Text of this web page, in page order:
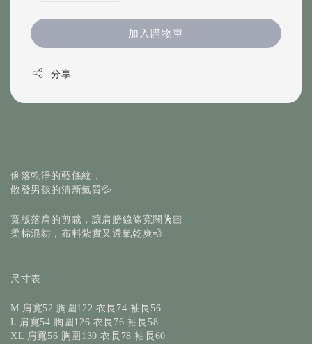
加入購物車
分享
俐落乾淨的藍條紋，
散發男孩的清新氣質💦
寬版落肩的剪裁，讓肩膀線條寬闊🕺🏻
柔棉混紡，布料紮實又透氣乾爽💨
尺寸表
M 肩寬52 胸圍122 衣長74 袖長56
L 肩寬54 胸圍126 衣長76 袖長58
XL 肩寬56 胸圍130 衣長78 袖長60